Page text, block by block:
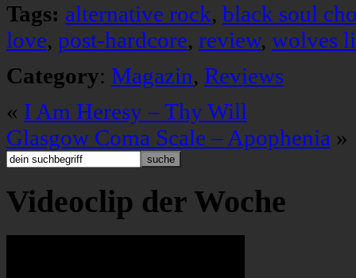
Tags: alternative rock, black soul
love, post-hardcore, review, wolves
Category: Magazin, Reviews
« I Am Heresy – Thy Will
Glasgow Coma Scale – Apophenia »
Videoclip der Woche